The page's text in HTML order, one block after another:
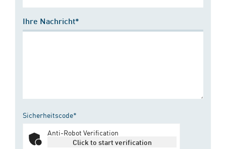
Ihre Nachricht*
Sicherheitscode*
Anti-Robot Verification
Click to start verification